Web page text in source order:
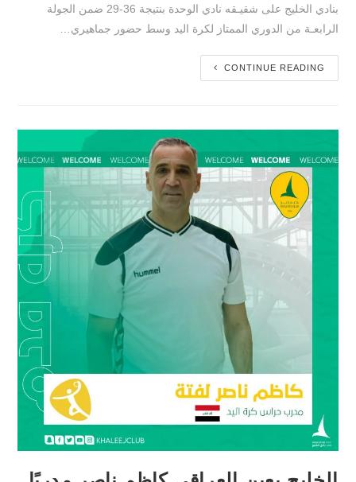
بنادي الخليج على شقيـقه نادي الوحدة بنتيجة 36-29 ضمن الجولة
الرابعـة من الدوري الممتاز لكرة اليد وسط حضور جماهيري…
CONTINUE READING